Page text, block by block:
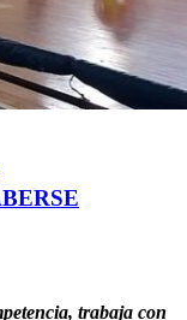
trabaja con